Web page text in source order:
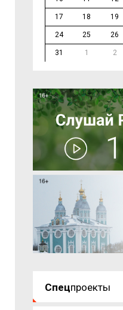
17 18 19
24 25 26
31 1 2
Спецпроекты